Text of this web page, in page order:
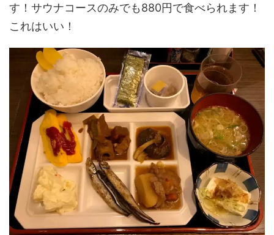
す！サウナコースのみでも880円で食べられます！
これはいい！